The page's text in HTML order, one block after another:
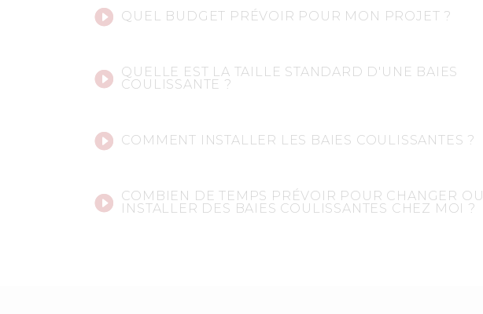
QUEL BUDGET PRÉVOIR POUR MON PROJET ?
QUELLE EST LA TAILLE STANDARD D'UNE BAIES
COULISSANTE ?
COMMENT INSTALLER LES BAIES COULISSANTES ?
COMBIEN DE TEMPS PRÉVOIR POUR CHANGER OU
INSTALLER DES BAIES COULISSANTES CHEZ MOI ?